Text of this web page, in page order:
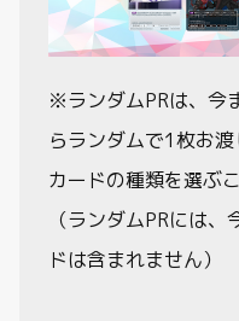
※ランダムPRは、今
らランダムで1枚お
カードの種類を選ぶ
（ランダムPRには
ドは含まれません）